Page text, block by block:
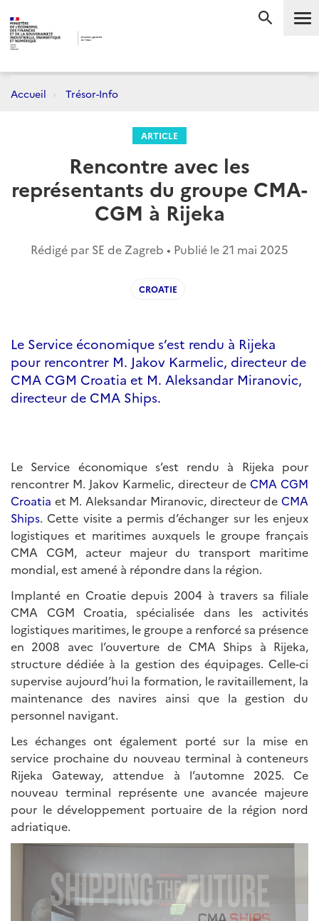
Accueil Trésor-Info
ARTICLE
Rencontre avec les
représentants du groupe CMA-
CGM à Rijeka
Rédigé par SE de Zagreb • Publié le 21 mai 2025
CROATIE
Le Service économique s’est rendu à Rijeka
pour rencontrer M. Jakov Karmelic, directeur de
CMA CGM Croatia et M. Aleksandar Miranovic,
directeur de CMA Ships.
Le Service économique s’est rendu à Rijeka pour
rencontrer M. Jakov Karmelic, directeur de CMA CGM
Croatia et M. Aleksandar Miranovic, directeur de CMA
Ships. Cette visite a permis d’échanger sur les enjeux
logistiques et maritimes auxquels le groupe français
CMA CGM, acteur majeur du transport maritime
mondial, est amené à répondre dans la région.
Implanté en Croatie depuis 2004 à travers sa filiale
CMA CGM Croatia, spécialisée dans les activités
logistiques maritimes, le groupe a renforcé sa présence
en 2008 avec l’ouverture de CMA Ships à Rijeka,
structure dédiée à la gestion des équipages. Celle-ci
supervise aujourd’hui la formation, le ravitaillement, la
maintenance des navires ainsi que la gestion du
personnel navigant.
Les échanges ont également porté sur la mise en
service prochaine du nouveau terminal à conteneurs
Rijeka Gateway, attendue à l’automne 2025. Ce
nouveau terminal représente une avancée majeure
pour le développement portuaire de la région nord
adriatique.